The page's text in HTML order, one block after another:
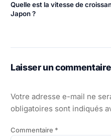
Quelle est la vitesse de
Japon ?
Laisser un
Votre adresse e-mail ne
obligatoires sont indiqués
Commentaire *